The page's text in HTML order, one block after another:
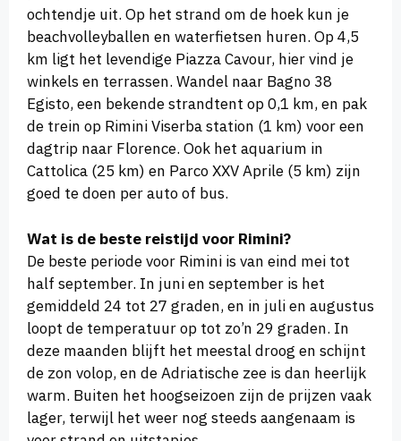
ochtendje uit. Op het strand om de hoek kun je
beachvolleyballen en waterfietsen huren. Op 4,5
km ligt het levendige Piazza Cavour, hier vind je
winkels en terrassen. Wandel naar Bagno 38
Egisto, een bekende strandtent op 0,1 km, en pak
de trein op Rimini Viserba station (1 km) voor een
dagtrip naar Florence. Ook het aquarium in
Cattolica (25 km) en Parco XXV Aprile (5 km) zijn
goed te doen per auto of bus.
Wat is de beste reistijd voor Rimini?
De beste periode voor Rimini is van eind mei tot
half september. In juni en september is het
gemiddeld 24 tot 27 graden, en in juli en augustus
loopt de temperatuur op tot zo’n 29 graden. In
deze maanden blijft het meestal droog en schijnt
de zon volop, en de Adriatische zee is dan heerlijk
warm. Buiten het hoogseizoen zijn de prijzen vaak
lager, terwijl het weer nog steeds aangenaam is